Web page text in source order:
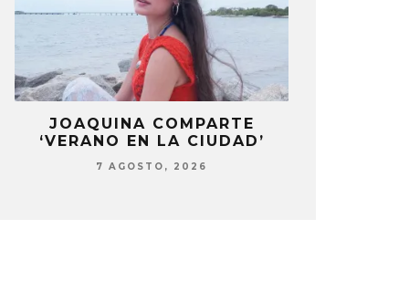
JOAQUINA COMPARTE
‘VERANO EN LA CIUDAD’
7 AGOSTO, 2026